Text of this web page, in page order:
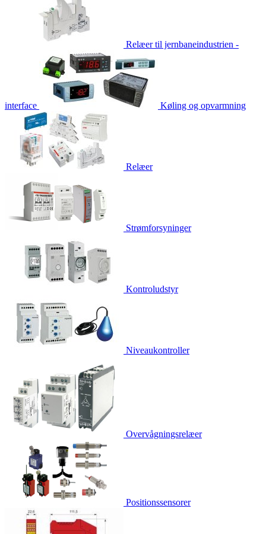
Relæer til jernbaneindustrien -
interface Køling og opvarmning
Relæer
Strømforsyninger
Kontroludstyr
Niveaukontroller
Overvågningsrelæer
Positionssensorer